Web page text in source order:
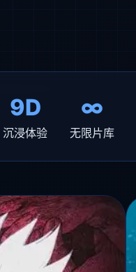
9D
沉浸体验
∞
无限片库